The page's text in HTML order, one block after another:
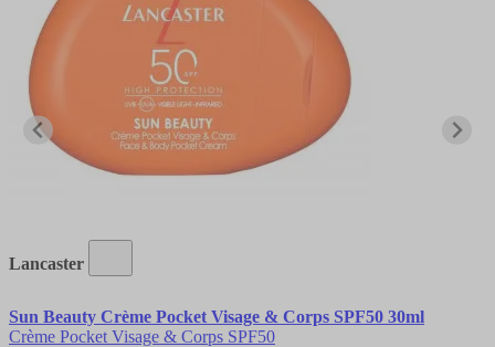
Lancaster
Sun Beauty Crème Pocket Visage & Corps SPF50 30ml
Crème Pocket Visage & Corps SPF50